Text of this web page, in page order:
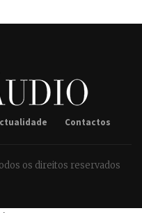
Contactos
os direitos reservados